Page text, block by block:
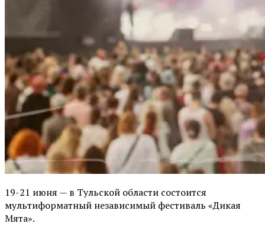
19-21 июня — в Тульской области состоится
мультиформатный независимый фестиваль «Дикая
Мята».